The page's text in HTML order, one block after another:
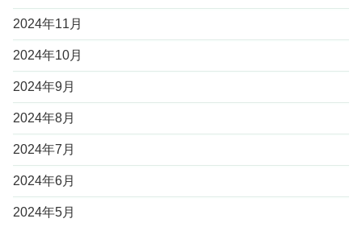
2024年11月
2024年10月
2024年9月
2024年8月
2024年7月
2024年6月
2024年5月